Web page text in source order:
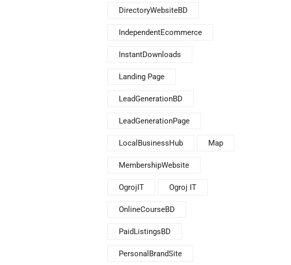
DirectoryWebsiteBD
IndependentEcommerce
InstantDownloads
Landing Page
LeadGenerationBD
LeadGenerationPage
LocalBusinessHub Map
MembershipWebsite
OgrojIT Ogroj IT
OnlineCourseBD
PaidListingsBD
PersonalBrandSite